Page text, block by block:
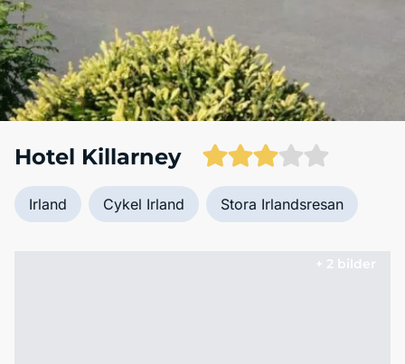
Hotel Killarney
Irland Cykel Irland Stora Irlandsresan
+ 2 bilder